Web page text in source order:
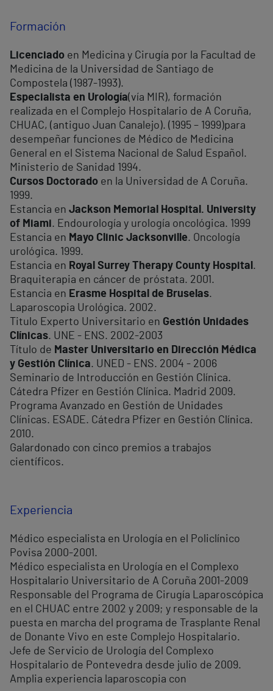
Formación
Licenciado en Medicina y Cirugía por la Facultad de
Medicina de la Universidad de Santiago de
Compostela (1987-1993).
Especialista en Urología(vía MIR), formación
realizada en el Complejo Hospitalario de A Coruña,
CHUAC, (antiguo Juan Canalejo). (1995 – 1999)para
desempeñar funciones de Médico de Medicina
General en el Sistema Nacional de Salud Español.
Ministerio de Sanidad 1994.
Cursos Doctorado en la Universidad de A Coruña.
1999.
Estancia en Jackson Memorial Hospital. University
of Miami . Endourología y urología oncológica. 1999
Estancia en Mayo Clinic Jacksonville. Oncología
urológica. 1999.
Estancia en Royal Surrey Therapy County Hospital .
Braquiterapia en cáncer de próstata. 2001.
Estancia en Erasme Hospital de Bruselas.
Laparoscopia Urológica. 2002.
Titulo Experto Universitario en Gestión Unidades
Clínicas. UNE - ENS. 2002-2003
Título de Master Universitario en Dirección Médica
y Gestión Clínica. UNED - ENS. 2004 - 2006
Seminario de Introducción en Gestión Clínica.
Cátedra Pfizer en Gestión Clínica. Madrid 2009.
Programa Avanzado en Gestión de Unidades
Clínicas. ESADE. Cátedra Pfizer en Gestión Clínica.
2010.
Galardonado con cinco premios a trabajos
científicos.
Experiencia
Médico especialista en Urología en el Policlínico
Povisa 2000-2001.
Médico especialista en Urología en el Complexo
Hospitalario Universitario de A Coruña 2001-2009
Responsable del Programa de Cirugía Laparoscópica
en el CHUAC entre 2002 y 2009; y responsable de la
puesta en marcha del programa de Trasplante Renal
de Donante Vivo en este Complejo Hospitalario.
Jefe de Servicio de Urología del Complexo
Hospitalario de Pontevedra desde julio de 2009.
Amplia experiencia laparoscopia con